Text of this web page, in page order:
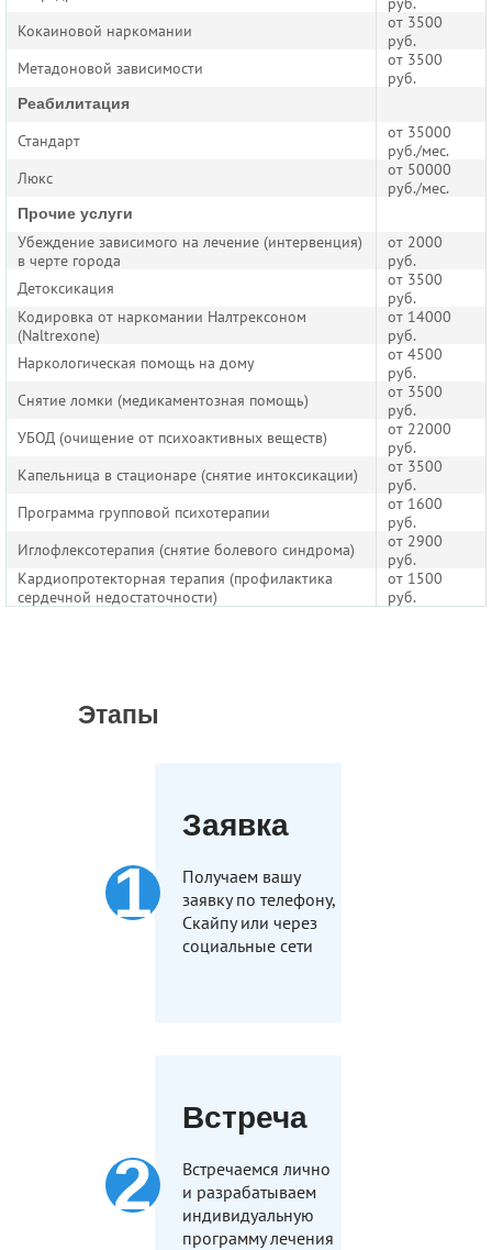
Кокаиновой наркомании
от 3500
руб.
Метадоновой зависимости
от 3500
руб.
Реабилитация
Стандарт
от 35000
руб./мес.
Люкс
от 50000
руб./мес.
Прочие услуги
Убеждение зависимого на лечение (интервенция)
в черте города
от 2000
руб.
Детоксикация
от 3500
руб.
Кодировка от наркомании Налтрексоном
(Naltrexone)
от 14000
руб.
Наркологическая помощь на дому
от 4500
руб.
Снятие ломки (медикаментозная помощь)
от 3500
руб.
УБОД (очищение от психоактивных веществ)
от 22000
руб.
Капельница в стационаре (снятие интоксикации)
от 3500
руб.
Программа групповой психотерапии
от 1600
руб.
Иглофлексотерапия (снятие болевого синдрома)
от 2900
руб.
Кардиопротекторная терапия (профилактика
сердечной недостаточности)
от 1500
руб.
Этапы
Заявка
Получаем вашу
заявку по телефону,
Скайпу или через
социальные сети
Встреча
Встречаемся лично
и разрабатываем
индивидуальную
программу лечения